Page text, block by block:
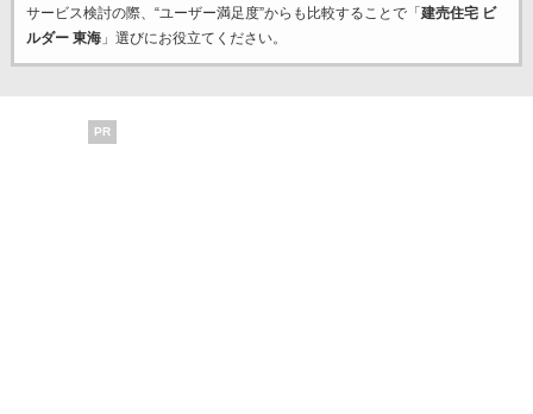
サービス検討の際、“ユーザー満足度”からも比較することで「 建売住宅 ビ
ルダー 東海」選びにお役立てください。
PR